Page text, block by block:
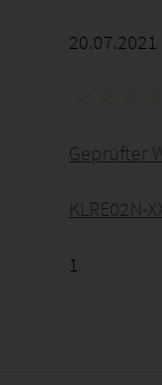
20.07.2021
Geprüfter
KLRE02N-
1